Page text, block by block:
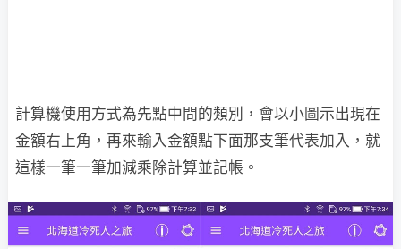
計算機使用方式為先點中間的類別，會以小圖示出現在
金額右上角，再來輸入金額點下面那支筆代表加入，就
這樣一筆一筆加減乘除計算並記帳。